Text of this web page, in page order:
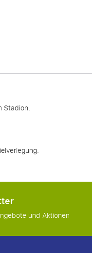
Stadion.
und Aktionen